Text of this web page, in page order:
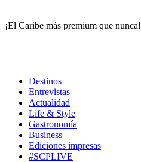
¡El Caribe más premium que nunca!
Destinos
Entrevistas
Actualidad
Life & Style
Gastronomía
Business
Ediciones impresas
#SCPLIVE